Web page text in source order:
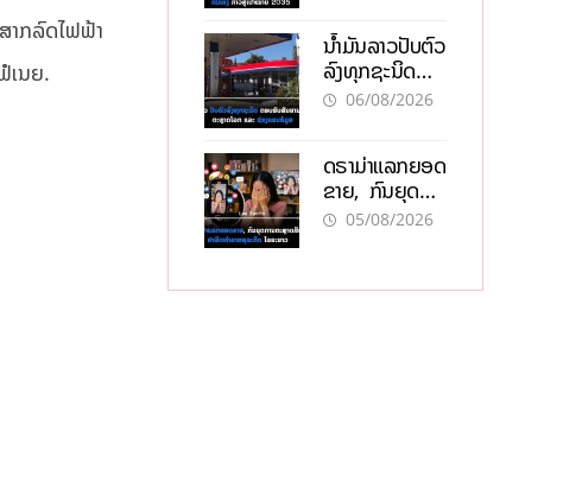
າກລົດໄຟຟ້າ
ເນຍ.
ເປົ້າໝາຍ 2035
ນໍ້າມັນລາວປັບຕົວ
ລົງທຸກຊະນິດ
ຕອບຮັບສັນຍານ
ແຄບຮໍມູສ
06/08/2026
ດຣາມ່າແລກຍອດ
ຂາຍ, ກົນຍຸດ
ການຕະຫຼາດສີ
ໄລຍະຍາວ
05/08/2026